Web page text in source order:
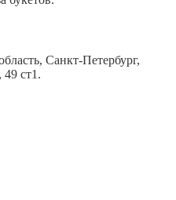
Санкт-Петербург,
ст1.